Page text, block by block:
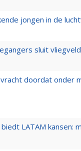
jongen in de
sluit
doordat onder
LATAM kansen: